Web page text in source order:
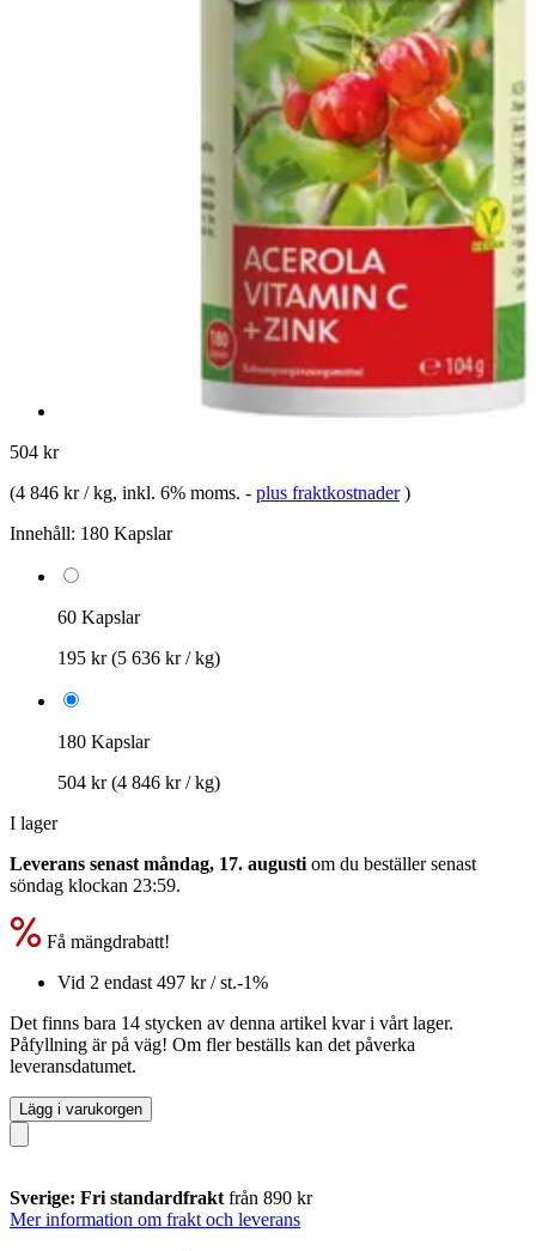
504 kr
(4 846 kr / kg, inkl. 6% moms. - plus fraktkostnader )
Innehåll: 180 Kapslar
60 Kapslar
195 kr(5 636 kr / kg)
180 Kapslar
504 kr(4 846 kr / kg)
I lager
Leverans senast måndag, 17. augusti om du beställer senast
söndag klockan 23:59.
Få mängdrabatt!
Vid 2 endast 497 kr/ st.-1%
Det finns bara 14 stycken av denna artikel kvar i vårt lager.
Påfyllning är på väg! Om fler beställs kan det påverka
leveransdatumet.
Lägg i varukorgen
Sverige: Fri standardfrakt från 890 kr
Mer information om frakt och leverans